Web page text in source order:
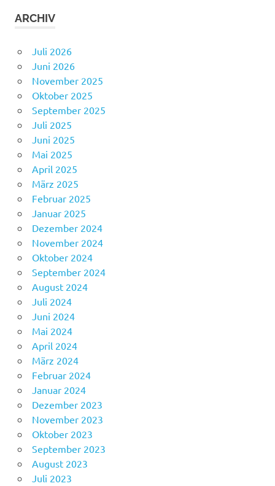
ARCHIV
Juli 2026
Juni 2026
November 2025
Oktober 2025
September 2025
Juli 2025
Juni 2025
Mai 2025
April 2025
März 2025
Februar 2025
Januar 2025
Dezember 2024
November 2024
Oktober 2024
September 2024
August 2024
Juli 2024
Juni 2024
Mai 2024
April 2024
März 2024
Februar 2024
Januar 2024
Dezember 2023
November 2023
Oktober 2023
September 2023
August 2023
Juli 2023